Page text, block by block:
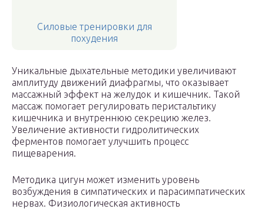
Силовые тренировки для
похудения
Уникальные дыхательные методики увеличивают
амплитуду движений диафрагмы, что оказывает
массажный эффект на желудок и кишечник. Такой
массаж помогает регулировать перистальтику
кишечника и внутреннюю секрецию желез.
Увеличение активности гидролитических
ферментов помогает улучшить процесс
пищеварения.
Методика цигун может изменить уровень
возбуждения в симпатических и парасимпатических
нервах. Физиологическая активность